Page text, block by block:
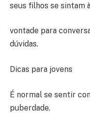
seus filhos se sintam
vontade para
dúvidas.
Dicas para jovens
É normal se sentir
puberdade.